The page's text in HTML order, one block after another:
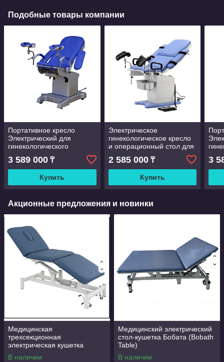
Подобные товары компании
Портативное кресло
Электрический для
гинекологического
осмотра, современное
гинекологическое кресло
3 589 000 ₸
Купить
Электрическое
гинекологическое кресло
и операционный стол для
родовспоможения бренда
MT MEDICAL модели DST-
3004A
2 585 000₸
Купить
3
Акционные предложения и новинки
Медицинская
трехсекционная
электрическая кушетка
(модель MD8911)
В наличии
Медицинский электрический
стол-кушетка Бобата (Bobath
Table)
В наличии